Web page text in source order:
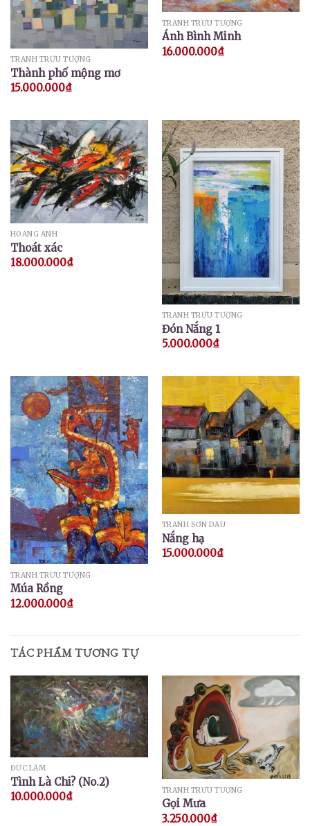
TRANH TRỪU TƯỢNG
Thành phố mộng mơ
15.000.000₫
TRANH TRỪU TƯỢNG
Ánh Bình Minh
16.000.000₫
HOÀNG ANH
Thoát xác
18.000.000₫
TRANH TRỪU TƯỢNG
Đón Nắng 1
5.000.000₫
TRANH TRỪU TƯỢNG
Múa Rồng
12.000.000₫
TRANH SƠN DẦU
Nắng hạ
15.000.000₫
TÁC PHẨM TƯƠNG TỰ
ĐỨC LÂM
Tình Là Chi? (No.2)
10.000.000₫
TRANH TRỪU TƯỢNG
Gọi Mưa
3.250.000₫